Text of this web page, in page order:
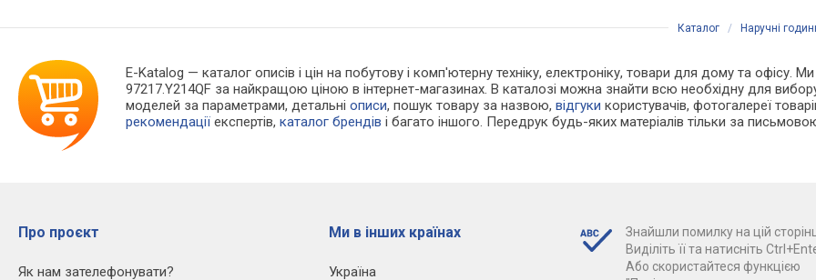
Каталог / Наручні
E-Katalog — каталог описів і цін на побутову і комп'ютерну техніку, електроніку, товари для дому та офісу.
97217.Y214QF за найкращою ціною в інтернет-магазинах. В каталозі можна знайти всю необхідну для
моделей за параметрами, детальніописи, пошук товару за назвою,відгуки користувачів, фотогалереї
рекомендації експертів,каталог брендів і багато іншого. Передрук будь-яких матеріалів тільки за
Про проєкт
Як нам зателефонувати?
Ми в інших країнах
Україна
Знайшли помилку на цій
Виділіть її та натисніть
Або скористайтеся функцією